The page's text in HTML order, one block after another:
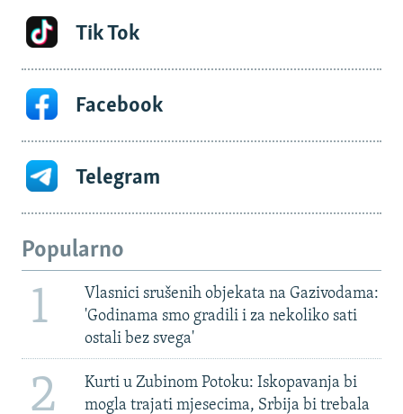
Tik Tok
Facebook
Telegram
Popularno
1
Vlasnici srušenih objekata na Gazivodama:
'Godinama smo gradili i za nekoliko sati
ostali bez svega'
2
Kurti u Zubinom Potoku: Iskopavanja bi
mogla trajati mjesecima, Srbija bi trebala